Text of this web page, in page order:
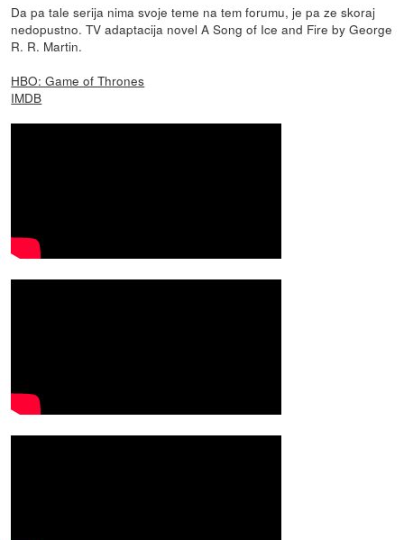
Da pa tale serija nima svoje teme na tem forumu, je pa ze skoraj
nedopustno. TV adaptacija novel A Song of Ice and Fire by George
R. R. Martin.
HBO: Game of Thrones
IMDB